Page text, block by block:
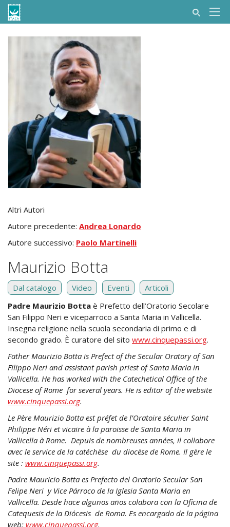
Altri Autori
Autore precedente: Andrea Lonardo
Autore successivo: Paolo Martinelli
Maurizio Botta
Dal catalogo Video Eventi
Articoli
Padre Maurizio Botta è Prefetto dell’Oratorio Secolare
San Filippo Neri e viceparroco a Santa Maria in Vallicella.
Insegna religione nella scuola secondaria di primo e di
secondo grado. È curatore del sito www.cinquepassi.org.
Father Maurizio Botta is Prefect of the Secular Oratory of San
Filippo Neri and assistant parish priest of Santa Maria in
Vallicella. He has worked with the Catechetical Office of the
Diocese of Rome for several years. He is editor of the website
www.cinquepassi.org.
Le Père Maurizio Botta est préfet de l’Oratoire séculier Saint
Philippe Néri et vicaire à la paroisse de Santa Maria in
Vallicella à Rome. Depuis de nombreuses années, il collabore
avec le service de la catéchèse du diocèse de Rome. Il gère le
site : www.cinquepassi.org.
Padre Mauricio Botta es Prefecto del Oratorio Secular San
Felipe Neri y Vice Párroco de la Iglesia Santa Maria en
Vallicella. Desde hace algunos años colabora con la Oficina de
Catequesis de la Diócesis de Roma. Es encargado de la página
web: www.cinquepassi.org.